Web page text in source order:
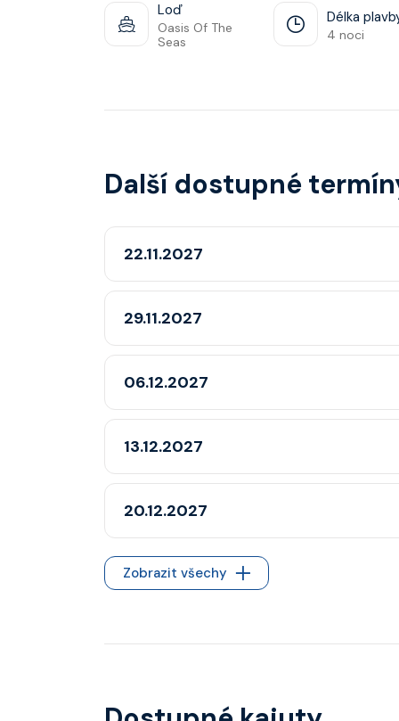
Loď
Oasis Of The
Seas
Délka
4 noci
Další dostupné
22.11.2027
29.11.2027
06.12.2027
13.12.2027
20.12.2027
Zobrazit všechy